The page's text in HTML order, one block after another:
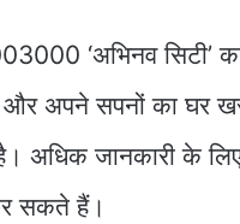
‘अभिनव सिटी’
अपने सपनों का घर
अधिक जानकारी के
सकते हैं।